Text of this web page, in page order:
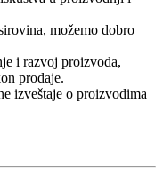
možemo dobro
i razvoj proizvoda,
prodaje.
izveštaje o proizvodima